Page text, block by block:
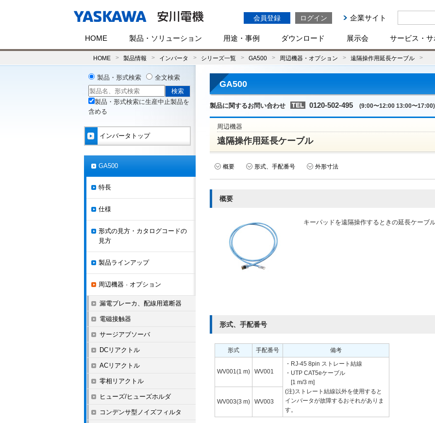
会員登録 ログイン 企業サイト
HOME 製品・ソリューション 用途・事例 ダウンロード 展示会 サービス・サ
HOME 製品情報 インバータ シリーズ一覧 GA500 周辺機器・オプション 遠隔操作用延長ケーブル
GA500
製品に関するお問い合わせ 0120-502-495 (9:00〜12:00 13:00〜17:00)
周辺機器
遠隔操作用延長ケーブル
概要 形式、手配番号 外形寸法
概要
キーパッドを遠隔操作するときの延長ケーブ
形式、手配番号
形式 手配番号 備考
WV001(1 m) WV001
・RJ-45 8pin ストレート結線
・UTP CAT5eケーブル
[1 m/3 m]
(注)ストレート結線以外を使用すると
インバータが故障するおそれがありま
す。
WV003(3 m) WV003
製品・形式検索 全文検索
製品・形式検索に生産中止製品を
含める
インバータトップ
GA500
特長
仕様
形式の見方・カタログコードの
見方
製品ラインアップ
周辺機器 · オプション
漏電ブレーカ、配線用遮断器
電磁接触器
サージアブソーバ
DCリアクトル
ACリアクトル
零相リアクトル
ヒューズ/ヒューズホルダ
コンデンサ型ノイズフィルタ